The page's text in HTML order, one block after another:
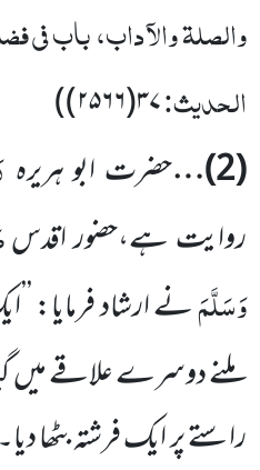
والصلۃ والآداب، باب فی
الحدیث:۳۷(۲۵۶۶)
)
(
2
)…حضرت ابو ہریرہ
روایت ہے،حضوراقدس
وَسَلَّمَنے ارشاد فرمایا:
ملنے دوسرے علاقے میں
راستے پر ایک فرشتہ بٹھا